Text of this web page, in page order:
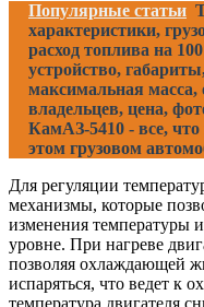
Популярные статьи
характеристики,
расход топлива на
устройство,
максимальная
владельцев, цена,
КамАЗ-5410 - все,
этом грузовом
Для регуляции
механизмы, которые
изменения температуры
уровне. При нагреве
позволяя охлаждающей
испаряться, что ведет к
температура двигателя